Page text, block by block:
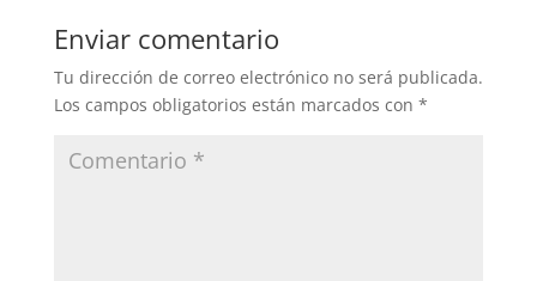
Enviar comentario
Tu dirección de correo electrónico no será publicada.
Los campos obligatorios están marcados con *